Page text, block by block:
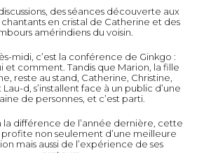
des séances découverte aux
chantants en cristal de Catherine et des
amérindiens du voisin.
midi, c’est la conférence de Ginkgo :
et comment. Tandis que Marion, la fille
reste au stand, Catherine, Christine,
d, s’installent face à un public d’une
de personnes, et c’est parti.
la différence de l’année dernière, cette
non seulement d’une meilleure
mais aussi de l’expérience de ses